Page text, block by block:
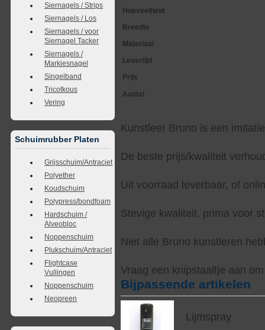
Siernagels / Strips
Siernagels / Los
Siernagels / voor
Siernagel Tacker
Siernagels /
Markiesnagel
Singelband
Tricotkous
Vering
Schuimrubber Platen
Grijsschuim/Antraciet
Polyether
Koudschuim
Polypress/bondfoam
Hardschuim /
Alveobloc
Noppenschuim
Plukschuim/Antraciet
Flightcase
Vullingen
Noppenschuim
Neopreen
Hoeveelheid
Breedte
Materiaal
Levertijd
Prijs
Aantal
Kunstleer Bruno is een
De beste prijs/kwaliteit
Uit voorraad leverbaar, of
Stevige kwaliteit, prima voor
Niet alle Bruno kunstleren
Vraag een knipstaaltje aan
Bijpassende artikelen
Lijmspray